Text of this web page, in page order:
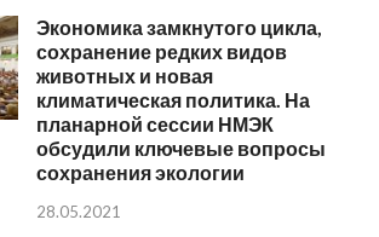
Экономика замкнутого цикла,
сохранение редких видов
животных и новая
климатическая политика. На
планарной сессии НМЭК
обсудили ключевые вопросы
сохранения экологии
28.05.2021